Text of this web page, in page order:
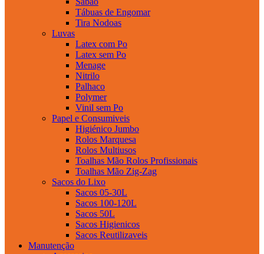
Tábuas de Engomar
Tira Nodoas
Luvas
Latex com Po
Latex sem Po
Menage
Nitrilo
Palhaco
Polymer
Vinil sem Po
Papel e Consumiveis
Higiénico Jumbo
Rolos Marquesa
Rolos Multiusos
Toalhas Mão Rolos Profissionais
Toalhas Mão Zig-Zag
Sacos do Lixo
Sacos 05-30L
Sacos 100-120L
Sacos 50L
Sacos Higienicos
Sacos Reutilizaveis
Manutenção